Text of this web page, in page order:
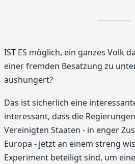
IST ES möglich, ein ganzes Volk
einer fremden Besatzung zu
aushungert?
Das ist sicherlich eine
interessant, dass die
Vereinigten Staaten - in enger
Europa - jetzt an einem streng
Experiment beteiligt sind, um